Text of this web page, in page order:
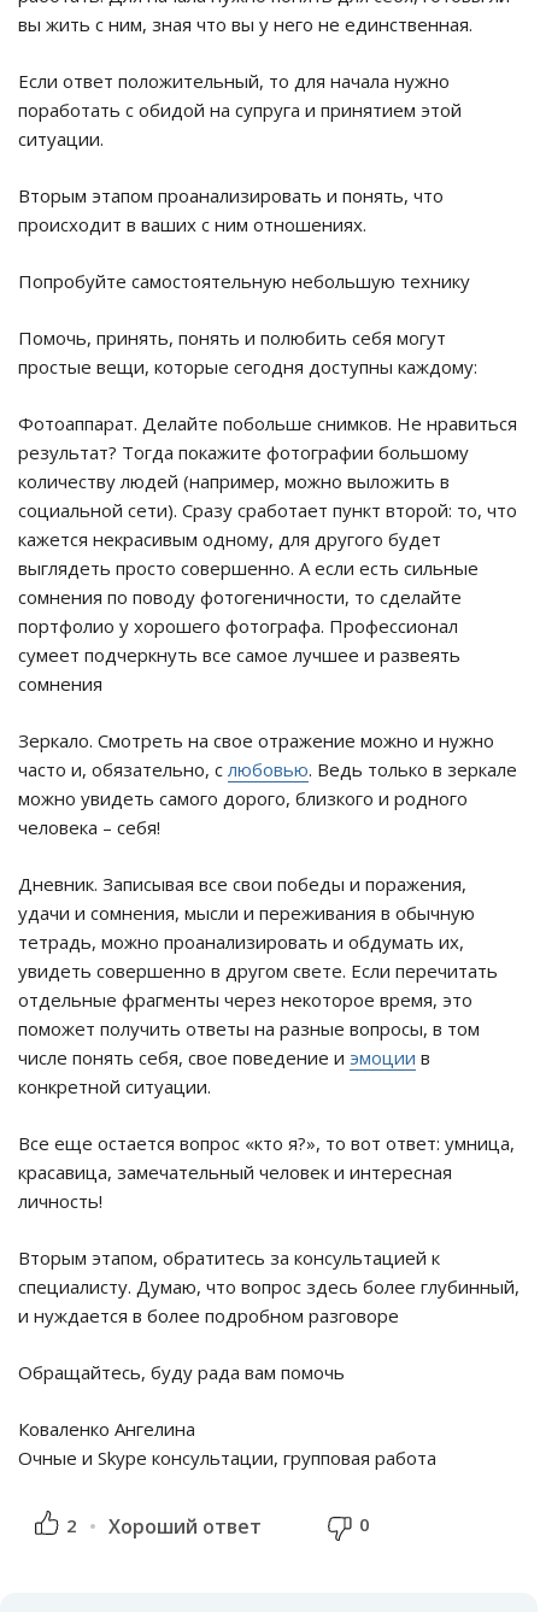
вы жить с ним, зная что вы у него не единственная.
Если ответ положительный, то для начала нужно
поработать с обидой на супруга и принятием этой
ситуации.
Вторым этапом проанализировать и понять, что
происходит в ваших с ним отношениях.
Попробуйте самостоятельную небольшую технику
Помочь, принять, понять и полюбить себя могут
простые вещи, которые сегодня доступны каждому:
Фотоаппарат. Делайте побольше снимков. Не нравиться
результат? Тогда покажите фотографии большому
количеству людей (например, можно выложить в
социальной сети). Сразу сработает пункт второй: то, что
кажется некрасивым одному, для другого будет
выглядеть просто совершенно. А если есть сильные
сомнения по поводу фотогеничности, то сделайте
портфолио у хорошего фотографа. Профессионал
сумеет подчеркнуть все самое лучшее и развеять
сомнения
Зеркало. Смотреть на свое отражение можно и нужно
часто и, обязательно, с любовью. Ведь только в зеркале
можно увидеть самого дорого, близкого и родного
человека – себя!
Дневник. Записывая все свои победы и поражения,
удачи и сомнения, мысли и переживания в обычную
тетрадь, можно проанализировать и обдумать их,
увидеть совершенно в другом свете. Если перечитать
отдельные фрагменты через некоторое время, это
поможет получить ответы на разные вопросы, в том
числе понять себя, свое поведение и эмоции в
конкретной ситуации.
Все еще остается вопрос «кто я?», то вот ответ: умница,
красавица, замечательный человек и интересная
личность!
Вторым этапом, обратитесь за консультацией к
специалисту. Думаю, что вопрос здесь более глубинный,
и нуждается в более подробном разговоре
Обращайтесь, буду рада вам помочь
Коваленко Ангелина
Очные и Skype консультации, групповая работа
2 Хороший ответ 0